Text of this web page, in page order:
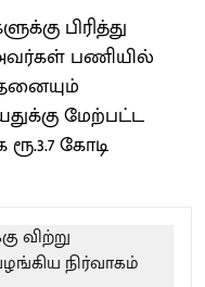
பிரித்து
பணியில்
மேற்பட்ட
கோடி